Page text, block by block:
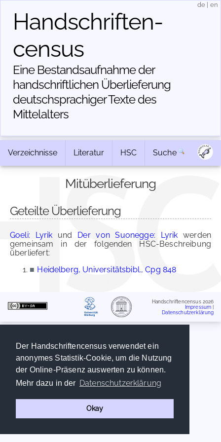
Der Handschriftencensus verwendet ein
anonymes Statistik-Cookie, um die Nutzung
der Online-Präsenz auswerten zu können.
Mehr dazu in der Datenschutzerklärung
Okay
Handschriften­
census
Eine Bestandsaufnahme der
handschriftlichen Über­lieferung
deutschsprachiger Texte des
Mittelalters
de en
Verzeichnisse Literatur HSC Suche
Mitüberlieferung
Geteilte Überlieferung
Goeli: Lyrik und Der von Suonegge: Lyrik werden
gemeinsam in der folgenden HSC-Beschreibung
überliefert:
■ Heidelberg, Universitätsbibl., Cpg 848
Handschriftencensus 2026
Impressum
Datenschutzerklärung